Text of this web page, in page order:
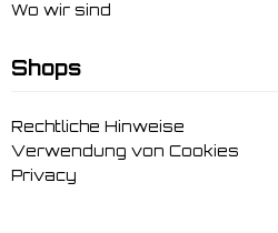
Wo wir sind
Shops
Rechtliche Hinweise
Verwendung von Cookies
Privacy